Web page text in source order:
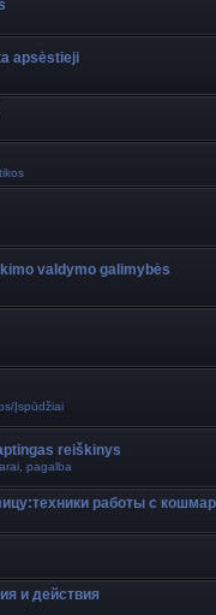
apsėstieji
valdymo galimybės
Įspūdžiai
reiškinys
pagalba
работы с
и действия